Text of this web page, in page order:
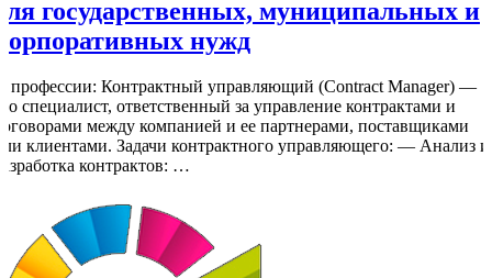
государственных, муниципальных и
нужд
профессии: Контрактный управляющий (Contract Manager) —
специалист, ответственный за управление контрактами и
между компанией и ее партнерами, поставщиками
клиентами. Задачи контрактного управляющего: — Анализ и
контрактов: …